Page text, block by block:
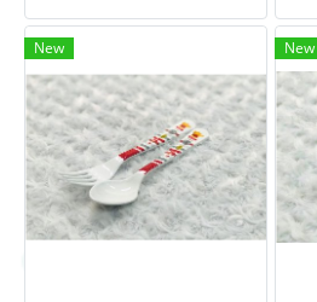
New New